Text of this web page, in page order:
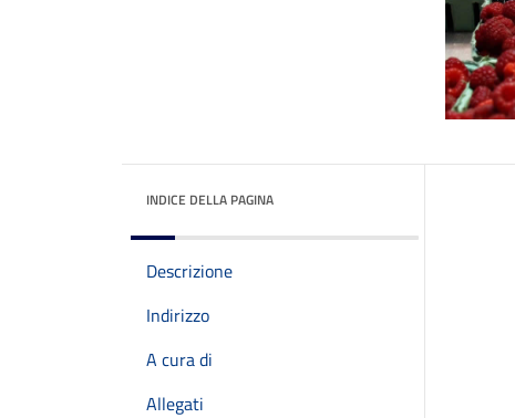
INDICE DELLA PAGINA
Descrizione
Indirizzo
A cura di
Allegati